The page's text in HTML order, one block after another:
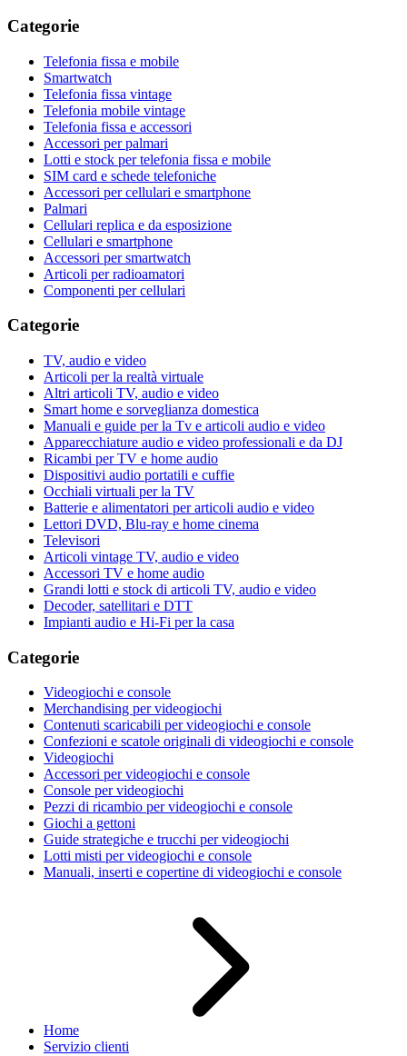
Categorie
Telefonia fissa e mobile
Smartwatch
Telefonia fissa vintage
Telefonia mobile vintage
Telefonia fissa e accessori
Accessori per palmari
Lotti e stock per telefonia fissa e mobile
SIM card e schede telefoniche
Accessori per cellulari e smartphone
Palmari
Cellulari replica e da esposizione
Cellulari e smartphone
Accessori per smartwatch
Articoli per radioamatori
Componenti per cellulari
Categorie
TV, audio e video
Articoli per la realtà virtuale
Altri articoli TV, audio e video
Smart home e sorveglianza domestica
Manuali e guide per la Tv e articoli audio e video
Apparecchiature audio e video professionali e da DJ
Ricambi per TV e home audio
Dispositivi audio portatili e cuffie
Occhiali virtuali per la TV
Batterie e alimentatori per articoli audio e video
Lettori DVD, Blu-ray e home cinema
Televisori
Articoli vintage TV, audio e video
Accessori TV e home audio
Grandi lotti e stock di articoli TV, audio e video
Decoder, satellitari e DTT
Impianti audio e Hi-Fi per la casa
Categorie
Videogiochi e console
Merchandising per videogiochi
Contenuti scaricabili per videogiochi e console
Confezioni e scatole originali di videogiochi e console
Videogiochi
Accessori per videogiochi e console
Console per videogiochi
Pezzi di ricambio per videogiochi e console
Giochi a gettoni
Guide strategiche e trucchi per videogiochi
Lotti misti per videogiochi e console
Manuali, inserti e copertine di videogiochi e console
Home
Servizio clienti